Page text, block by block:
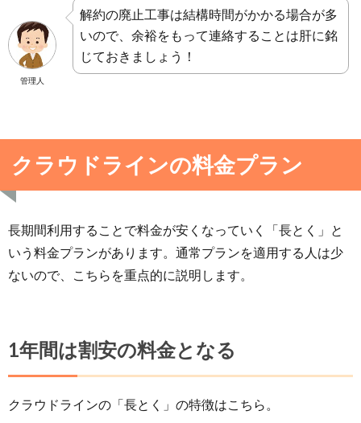
管理人
解約の廃止工事は結構時間がかかる場合が多
いので、余裕をもって連絡することは肝に銘
じておきましょう！
クラウドラインの料金プラン
長期間利用することで料金が安くなっていく「長とく」と
いう料金プランがあります。通常プランを適用する人は少
ないので、こちらを重点的に説明します。
1年間は割安の料金となる
クラウドラインの「長とく」の特徴はこちら。